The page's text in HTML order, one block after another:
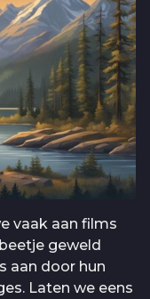
vaak aan films
geweld
aan door hun
Laten we eens